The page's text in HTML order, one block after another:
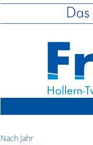
Nach Jahr